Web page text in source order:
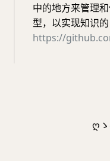
中的地方来管理
型，以实现知识
https://
ღ